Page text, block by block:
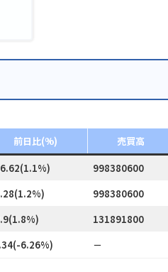
前日比(%)
売買高
998380600
998380600
131891800
6.26%) －